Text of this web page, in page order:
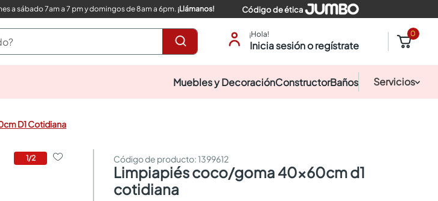
a sábado 7am a 7 pm y domingos de 8am a 6pm.¡Llámanos! Código de ética
¡Hola!
Inicia sesión o regístrate
0
Muebles y DecoraciónConstructorBaños Servicios
D1 Cotidiana
1/2 :1399612
limpiapiés coco/goma 40x60cm d1
cotidiana